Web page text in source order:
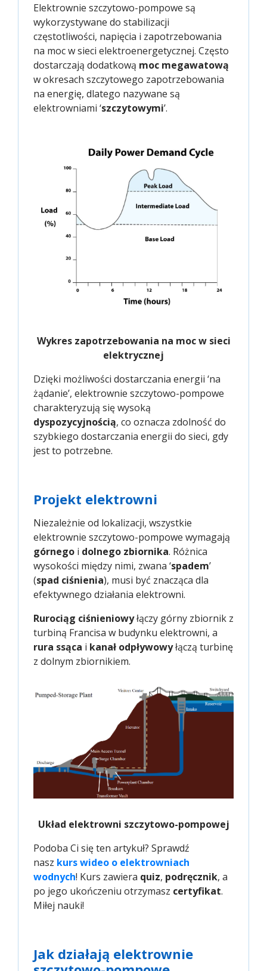
Elektrownie szczytowo-pompowe są
wykorzystywane do stabilizacji
częstotliwości, napięcia i zapotrzebowania
na moc w sieci elektroenergetycznej. Często
dostarczają dodatkową moc megawatową
w okresach szczytowego zapotrzebowania
na energię, dlatego nazywane są
elektrowniami ‘szczytowymi’.
Wykres zapotrzebowania na moc w sieci
elektrycznej
Dzięki możliwości dostarczania energii ‘na
żądanie’, elektrownie szczytowo-pompowe
charakteryzują się wysoką
dyspozycyjnością, co oznacza zdolność do
szybkiego dostarczania energii do sieci, gdy
jest to potrzebne.
Projekt elektrowni
Niezależnie od lokalizacji, wszystkie
elektrownie szczytowo-pompowe wymagają
górnego i dolnego zbiornika. Różnica
wysokości między nimi, zwana ‘spadem’
(spad ciśnienia), musi być znacząca dla
efektywnego działania elektrowni.
Rurociąg ciśnieniowyłączy górny zbiornik z
turbiną Francisa w budynku elektrowni, a
rura ssąca i kanał odpływowyłączą turbinę
z dolnym zbiornikiem.
Układ elektrowni szczytowo-pompowej
Podoba Ci się ten artykuł? Sprawdź
nasz kurs wideo o elektrowniach
wodnych! Kurs zawiera quiz, podręcznik, a
po jego ukończeniu otrzymasz certyfikat.
Miłej nauki!
Jak działają elektrownie